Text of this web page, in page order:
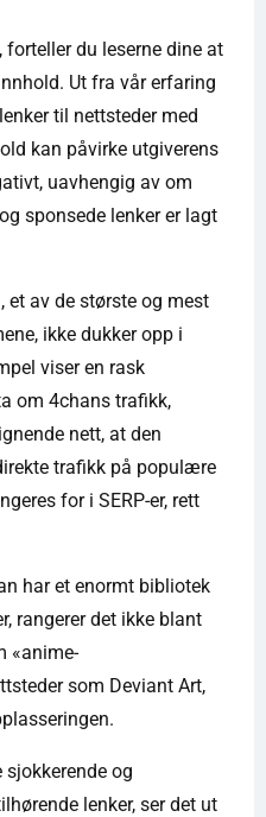
forteller du leserne dine at
Ut fra vår erfaring
til nettsteder med
kan påvirke utgiverens
uavhengig av om
sponsede lenker er lagt
et av de største og mest
ikke dukker opp i
viser en rask
om 4chans trafikk,
nett, at den
trafikk på populære
for i SERP-er, rett
har et enormt bibliotek
rangerer det ikke blant
«anime-
som Deviant Art,
og
lenker, ser det ut